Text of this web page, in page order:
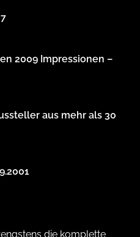
2009 Impressionen –
aus mehr als 30
die komplette